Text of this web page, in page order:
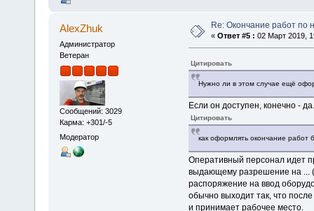
AlexZhuk
Администратор
Ветеран
Сообщений: 3029
Карма: +301/-5
Модератор
Re: Окончание работ по
« Ответ #5 : 02 Март 2019,
Цитировать
Нужно ли в этом случае ещё
Если он доступен, конечно - да.
Цитировать
как оформлять окончание работ
Оперативный персонал идет
выдающему разрешение на ...
распоряжение на ввод
обычно выходит так, что
и принимает рабочее место.